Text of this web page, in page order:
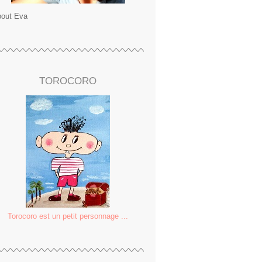
Eva
TOROCORO
Torocoro est un petit personnage ...